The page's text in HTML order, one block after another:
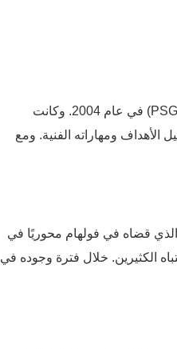
بدأ ديمبيلي رحلته الكروية في سن مبكرة، حيث انضم إلى أكاديمية الشباب في باريس سان جيرمان (PSG) في عام 2004. وكانت
ومهاراته الفنية. ومع
الذي قضاه في فولهام محوريًا في
الفريق في موسم 2013-2014، وقد لفت أداءه انتباه الكثيرين. خلال فترة وجوده في